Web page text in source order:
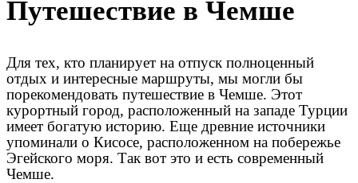
Путешествие в Чемше
Для тех, кто планирует на отпуск полноценный
отдых и интересные маршруты, мы могли бы
порекомендовать путешествие в Чемше. Этот
курортный город, расположенный на западе Турции
имеет богатую историю. Еще древние источники
упоминали о Кисосе, расположенном на побережье
Эгейского моря. Так вот это и есть современный
Чемше.